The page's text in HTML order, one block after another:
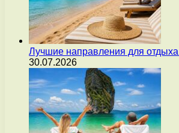
Лучшие направления для
30.07.2026